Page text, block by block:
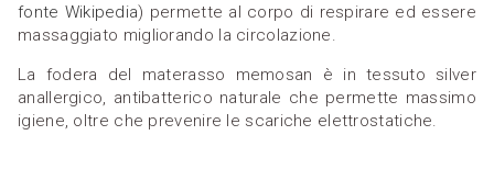
fonte Wikipedia) permette al corpo di respirare ed essere
massaggiato migliorando la circolazione.
La fodera del materasso memosan è in tessuto silver
anallergico, antibatterico naturale che permette massimo
igiene, oltre che prevenire le scariche elettrostatiche.